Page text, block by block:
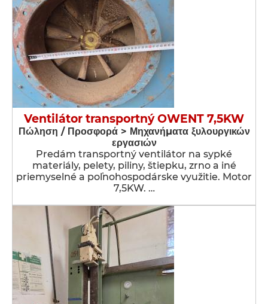
Ventilátor transportný OWENT 7,5KW
Πώληση / Προσφορά > Μηχανήματα ξυλουργικών
εργασιών
Predám transportný ventilátor na sypké
materiály, pelety, piliny, štiepku, zrno a iné
priemyselné a poľnohospodárske využitie. Motor
7,5KW. …